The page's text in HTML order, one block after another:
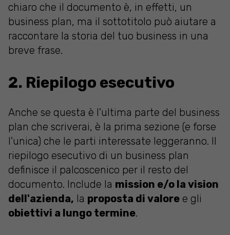
chiaro che il documento è, in effetti, un
business plan, ma il sottotitolo può aiutare a
raccontare la storia del tuo business in una
breve frase.
2. Riepilogo esecutivo
Anche se questa è l'ultima parte del business
plan che scriverai, è la prima sezione (e forse
l'unica) che le parti interessate leggeranno. Il
riepilogo esecutivo di un business plan
definisce il palcoscenico per il resto del
documento. Include la mission e/o la vision
dell'azienda, la proposta di valore e gli
obiettivi a lungo termine.